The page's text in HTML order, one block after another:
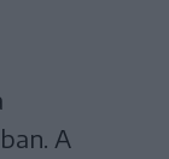
A